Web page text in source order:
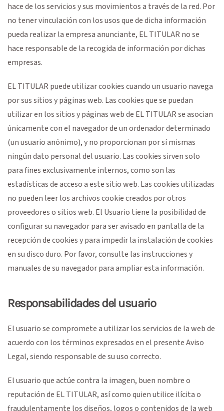
hace de los servicios y sus movimientos a través de la red. Por
no tener vinculación con los usos que de dicha información
pueda realizar la empresa anunciante, EL TITULAR no se
hace responsable de la recogida de información por dichas
empresas.
EL TITULAR puede utilizar cookies cuando un usuario navega
por sus sitios y páginas web. Las cookies que se puedan
utilizar en los sitios y páginas web de EL TITULAR se asocian
únicamente con el navegador de un ordenador determinado
(un usuario anónimo), y no proporcionan por sí mismas
ningún dato personal del usuario. Las cookies sirven solo
para fines exclusivamente internos, como son las
estadísticas de acceso a este sitio web. Las cookies utilizadas
no pueden leer los archivos cookie creados por otros
proveedores o sitios web. El Usuario tiene la posibilidad de
configurar su navegador para ser avisado en pantalla de la
recepción de cookies y para impedir la instalación de cookies
en su disco duro. Por favor, consulte las instrucciones y
manuales de su navegador para ampliar esta información.
Responsabilidades del usuario
El usuario se compromete a utilizar los servicios de la web de
acuerdo con los términos expresados en el presente Aviso
Legal, siendo responsable de su uso correcto.
El usuario que actúe contra la imagen, buen nombre o
reputación de EL TITULAR, así como quien utilice ilícita o
fraudulentamente los diseños, logos o contenidos de la web